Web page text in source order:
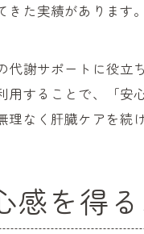
た実績がありま
代謝サポートに役
用することで、「
なく肝臓ケアを続
感を得